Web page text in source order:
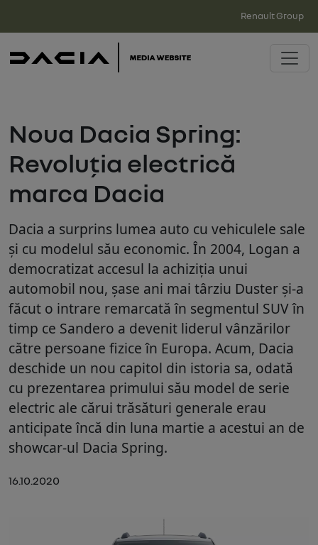
Renault Group
Noua Dacia Spring:
Revoluția electrică
marca Dacia
Dacia a surprins lumea auto cu vehiculele sale
și cu modelul său economic. În 2004, Logan a
democratizat accesul la achiziția unui
automobil nou, șase ani mai târziu Duster și-a
făcut o intrare remarcată în segmentul SUV în
timp ce Sandero a devenit liderul vânzărilor
către persoane fizice în Europa. Acum, Dacia
deschide un nou capitol din istoria sa, odată
cu prezentarea primului său model de serie
electric ale cărui trăsături generale erau
anticipate încă din luna martie a acestui an de
showcar-ul Dacia Spring.
16.10.2020